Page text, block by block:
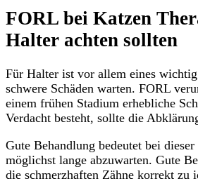
FORL bei Katzen
Halter achten sollten
Für Halter ist vor allem eines
schwere Schäden warten. FORL
einem frühen Stadium erhebliche
Verdacht besteht, sollte die
Gute Behandlung bedeutet bei
möglichst lange abzuwarten. Gute
die schmerzhaften Zähne korrekt zu